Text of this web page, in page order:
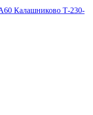
Калашниково Т-230-